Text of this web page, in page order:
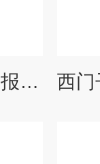
西门子6RA80开机一会报警F60167维修